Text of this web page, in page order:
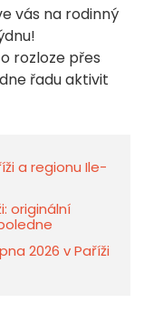
vás na rodinný
rozloze přes
řadu aktivit
a regionu Ile-
originální
2026 v Paříži